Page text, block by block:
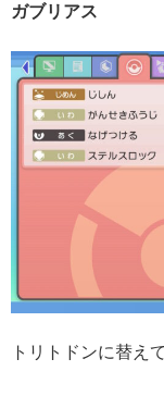
ガブリアス
トリトドンに替え